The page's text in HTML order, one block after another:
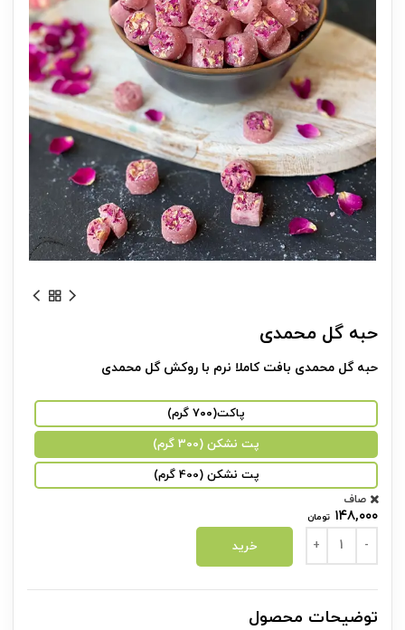
حبه گل محمدی
حبه گل محمدی بافت کاملا نرم با روکش گل محمدی
پاکت(۷۰۰ گرم)
پت نشکن (300 گرم)
پت نشکن (400 گرم)
صاف
۱۴۸,۰۰۰ تومان
حبه گل محمدی عدد
خرید
توضیحات محصول